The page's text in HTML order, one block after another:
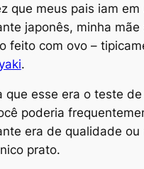
que meus pais iam em
japonês, minha mãe
feito com ovo –
.
que esse era o teste
poderia
era de qualidade ou
prato.